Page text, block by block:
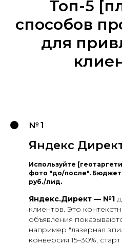
Топ-5
способов
для
№ 1
Яндекс
Используйте
фото "до/после". Бюджет
руб./лид.
Яндекс.Директ — №1
клиентов. Это
объявления
например "лазерная
конверсия 15–30%,